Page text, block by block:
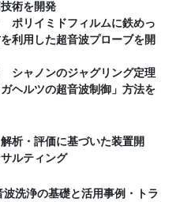
術を開発
リイミドフィルムに鉄めっ
利用した超音波プローブを開
ャノンのジャグリング定理
ヘルツの超音波制御」方法を
析・評価に基づいた装置開
ルティング
波洗浄の基礎と活用事例・トラ